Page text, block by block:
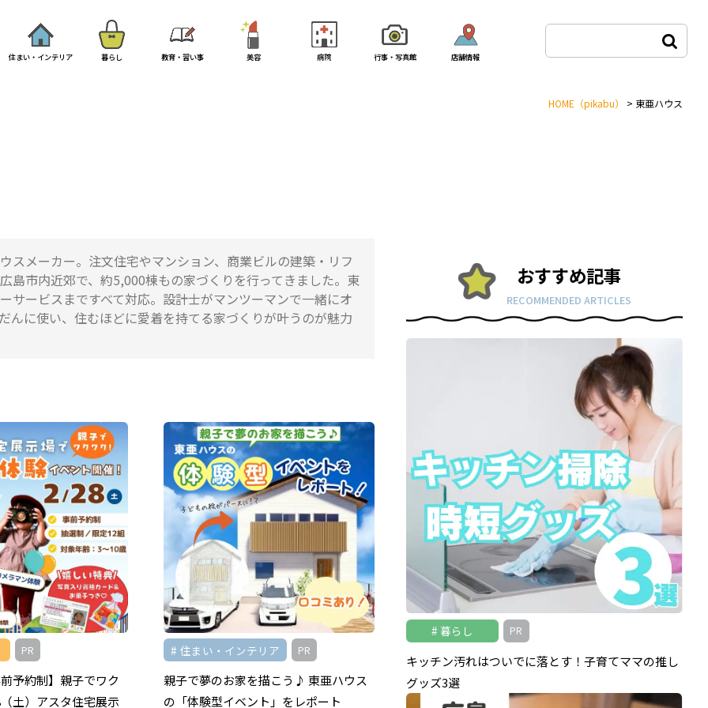
住まい・インテリア 暮らし 教育・習い事 美容 病院 行事・写真館 店舗情報
HOME （pikabu） > 東亜ハウス
スメーカー。注文住宅やマンション、商業ビルの建築・リフ
島市内近郊で、約5,000棟もの家づくりを行ってきました。東
サービスまですべて対応。設計士がマンツーマンで一緒にオ
んに使い、住むほどに愛着を持てる家づくりが叶うのが魅力
PR
予約制】親子でワク
土）アスタ住宅展示
住まい・インテリア PR
親子で夢のお家を描こう♪ 東亜ハウス
の「体験型イベント」をレポート
おすすめ記事
RECOMMENDED ARTICLES
暮らし PR
キッチン汚れはついでに落とす！子育てママの推し
グッズ3選